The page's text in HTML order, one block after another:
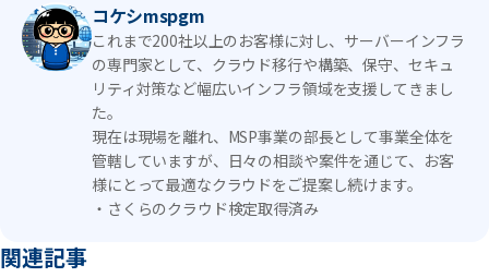
コケシmspgm
これまで200社以上のお客様に対し、サーバーインフラ
の専門家として、クラウド移行や構築、保守、セキュ
リティ対策など幅広いインフラ領域を支援してきまし
た。
現在は現場を離れ、MSP事業の部長として事業全体を
管轄していますが、日々の相談や案件を通じて、お客
様にとって最適なクラウドをご提案し続けます。
・さくらのクラウド検定取得済み
関連記事